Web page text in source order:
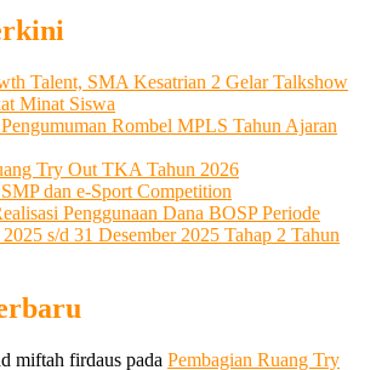
Talent, SMA Kesatrian 2 Gelar Talkshow
Minat Siswa
Rombel MPLS Tahun Ajaran
Try Out TKA Tahun 2026
dan e-Sport Competition
Penggunaan Dana BOSP Periode
s/d 31 Desember 2025 Tahap 2 Tahun
miftah firdaus pada Pembagian Ruang Try